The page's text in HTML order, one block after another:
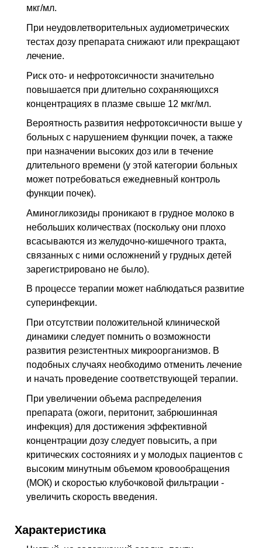
мкг/мл.
При неудовлетворительных аудиометрических
тестах дозу препарата снижают или прекращают
лечение.
Риск ото- и нефротоксичности значительно
повышается при длительно сохраняющихся
концентрациях в плазме свыше 12 мкг/мл.
Вероятность развития нефротоксичности выше у
больных с нарушением функции почек, а также
при назначении высоких доз или в течение
длительного времени (у этой категории больных
может потребоваться ежедневный контроль
функции почек).
Аминогликозиды проникают в грудное молоко в
небольших количествах (поскольку они плохо
всасываются из желудочно-кишечного тракта,
связанных с ними осложнений у грудных детей
зарегистрировано не было).
В процессе терапии может наблюдаться развитие
суперинфекции.
При отсутствии положительной клинической
динамики следует помнить о возможности
развития резистентных микроорганизмов. В
подобных случаях необходимо отменить лечение
и начать проведение соответствующей терапии.
При увеличении объема распределения
препарата (ожоги, перитонит, забрюшинная
инфекция) для достижения эффективной
концентрации дозу следует повысить, а при
критических состояниях и у молодых пациентов с
высоким минутным объемом кровообращения
(МОК) и скоростью клубочковой фильтрации -
увеличить скорость введения.
Характеристика